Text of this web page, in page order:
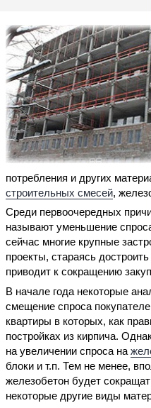
потребления и других
строительных смесей,
Среди первоочередных
называют уменьшение
сейчас многие крупные
проекты, стараясь
приводит к сокращению
В начале года некоторые
смещение спроса
квартиры в которых, как
постройках из кирпича.
на увеличении спроса на
блоки и т.п. Тем не менее,
железобетон будет
некоторые другие виды